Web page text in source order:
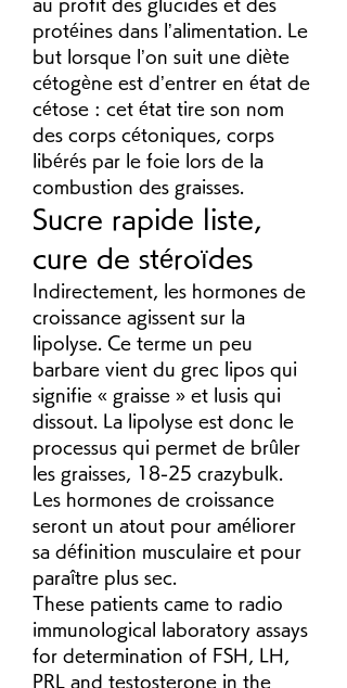
au profit des glucides et des
protéines dans l’alimentation. Le
but lorsque l’on suit une diète
cétogène est d’entrer en état de
cétose : cet état tire son nom
des corps cétoniques, corps
libérés par le foie lors de la
combustion des graisses.
Sucre rapide liste,
cure de stéroïdes
Indirectement, les hormones de
croissance agissent sur la
lipolyse. Ce terme un peu
barbare vient du grec lipos qui
signifie « graisse » et lusis qui
dissout. La lipolyse est donc le
processus qui permet de brûler
les graisses, 18-25 crazybulk.
Les hormones de croissance
seront un atout pour améliorer
sa définition musculaire et pour
paraître plus sec.
These patients came to radio
immunological laboratory assays
for determination of FSH, LH,
PRL and testosterone in the